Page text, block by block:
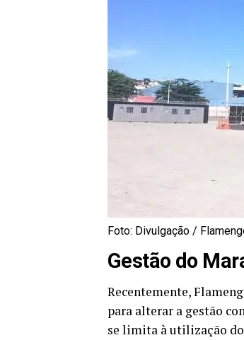
Foto: Divulgação /
Gestão do
Recentemente,
para alterar a gestão
se limita à utilização do